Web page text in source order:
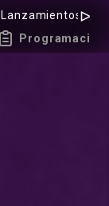
LanzamientosHot
Programación